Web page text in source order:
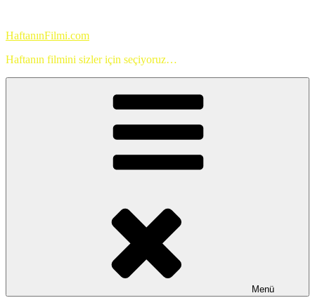
HaftanınFilmi.com
Haftanın filmini sizler için seçiyoruz…
Menü